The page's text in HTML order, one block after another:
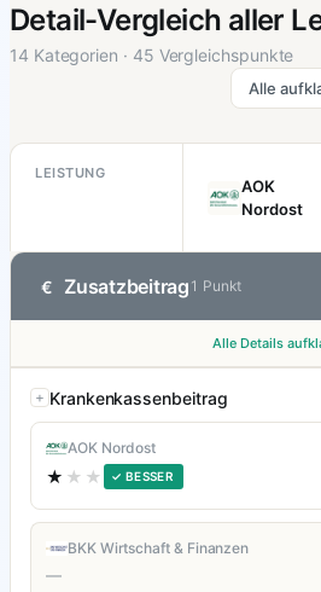
Detail-Vergleich aller
14 Kategorien · 45 Vergleichspunkte
Alle
LEISTUNG
AOK
Nordost
€ Zusatzbeitrag 1 Punkt
Alle Details
Krankenkassenbeitrag
AOK Nordost
★ ★★ ✓ BESSER
BKK Wirtschaft & Finanzen
—